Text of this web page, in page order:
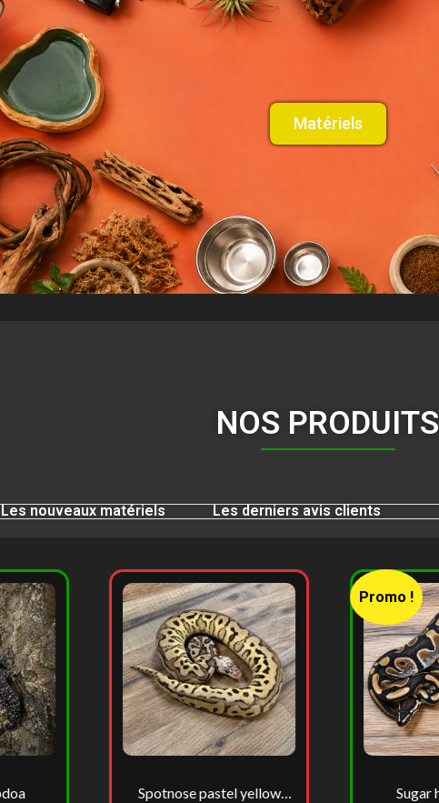
Matériels
NOS PRODUITS
Les nouveaux matériels Les derniers avis clients
Spotnose pastel yellow
Promo !
Sugar het piebald